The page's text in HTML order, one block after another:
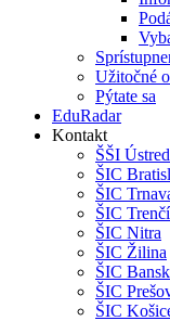
Užitočné
Pýtate sa
EduRadar
Kontakt
ŠŠI
ŠIC
ŠIC
ŠIC
ŠIC Nitra
ŠIC Žilina
ŠIC
ŠIC
ŠIC